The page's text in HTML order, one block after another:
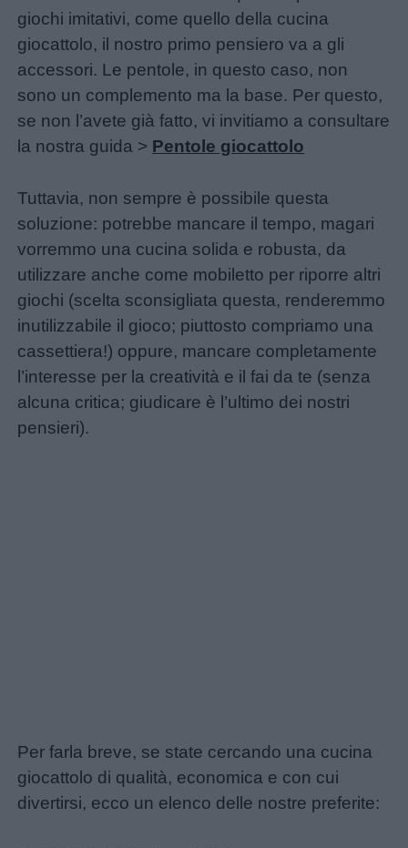
Link
utili
Chi
siamo
Contatti
Privacy
giochi imitativi, come quello della cucina
giocattolo, il nostro primo pensiero va a gli
accessori. Le pentole, in questo caso, non
sono un complemento ma la base. Per questo,
se non l’avete già fatto, vi invitiamo a consultare
la nostra guida > Pentole giocattolo
Tuttavia, non sempre è possibile questa
soluzione: potrebbe mancare il tempo, magari
vorremmo una cucina solida e robusta, da
utilizzare anche come mobiletto per riporre altri
giochi (scelta sconsigliata questa, renderemmo
inutilizzabile il gioco; piuttosto compriamo una
cassettiera!) oppure, mancare completamente
l’interesse per la creatività e il fai da te (senza
alcuna critica; giudicare è l’ultimo dei nostri
pensieri).
Per farla breve, se state cercando una cucina
giocattolo di qualità, economica e con cui
divertirsi, ecco un elenco delle nostre preferite: